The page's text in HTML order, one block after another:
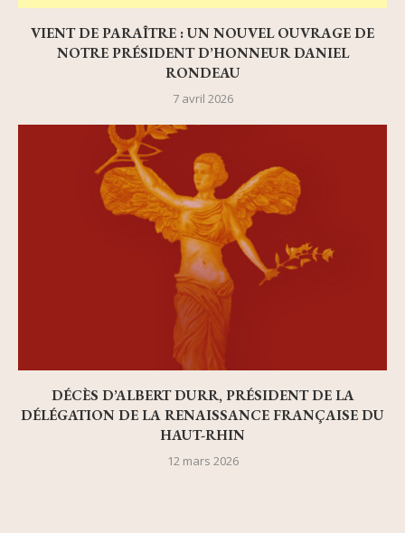
VIENT DE PARAÎTRE : UN NOUVEL OUVRAGE DE
NOTRE PRÉSIDENT D’HONNEUR DANIEL
RONDEAU
7 avril 2026
DÉCÈS D’ALBERT DURR, PRÉSIDENT DE LA
DÉLÉGATION DE LA RENAISSANCE FRANÇAISE DU
HAUT-RHIN
12 mars 2026